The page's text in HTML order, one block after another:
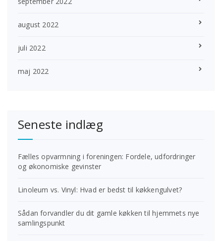
august 2022
juli 2022
maj 2022
Seneste indlæg
Fælles opvarmning i foreningen: Fordele, udfordringer
og økonomiske gevinster
Linoleum vs. Vinyl: Hvad er bedst til køkkengulvet?
Sådan forvandler du dit gamle køkken til hjemmets nye
samlingspunkt